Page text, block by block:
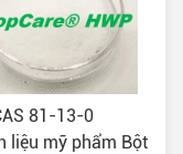
81-13-0
liệu mỹ phẩm Bột